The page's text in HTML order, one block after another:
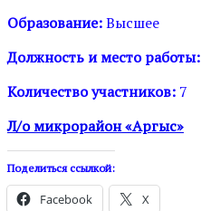
Образование:Высшее
Должность и место работы:
Количество участников: 7
Л/о микрорайон «Аргыс»
Поделиться ссылкой:
Facebook X